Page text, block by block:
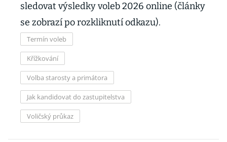
sledovat výsledky voleb 2026 online (články
se zobrazí po rozkliknutí odkazu).
Termín voleb
Křížkování
Volba starosty a primátora
Jak kandidovat do zastupitelstva
Voličský průkaz